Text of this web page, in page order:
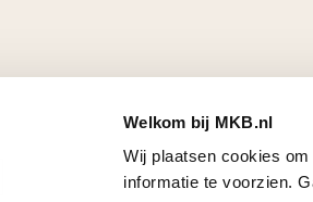
Welkom bij MKB.nl
Wij plaatsen cookies
informatie te voorzien.